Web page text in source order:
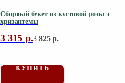
Сборный букет из кустовой розы и
хризантемы
3 315 р.3 825 р.
КУПИТЬ